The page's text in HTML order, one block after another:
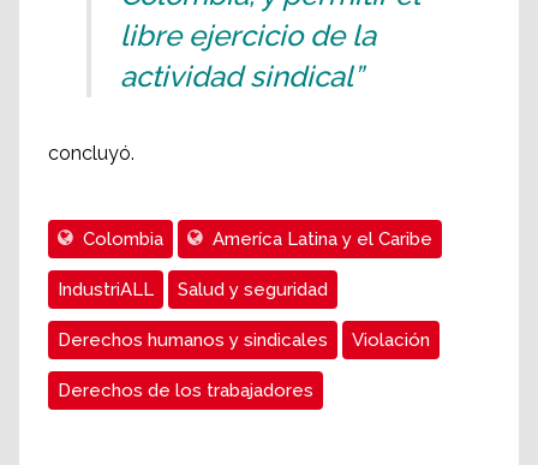
libre ejercicio de la
actividad sindical”
concluyó.
Colombia Ameríca Latina y el Caribe
IndustriALL Salud y seguridad
Derechos humanos y sindicales Violación
Derechos de los trabajadores